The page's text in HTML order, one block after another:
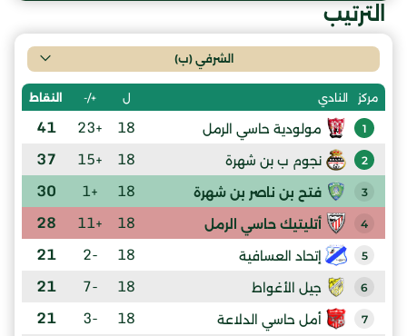
الترتيب
الشرفي (ب)
مركز النادي ل +/- النقاط
1 مولودية حاسي الرمل 18
+23
41
2 نجوم ب بن شهرة 18
+15
37
3 فتح بن ناصر بن شهرة 18
+1
30
4 أتليتيك حاسي الرمل 18
+11
28
5 إتحاد العسافية 18
-2
21
6 جيل الأغواط 18
-7
21
7 أمل حاسي الدلاعة 18
-3
21